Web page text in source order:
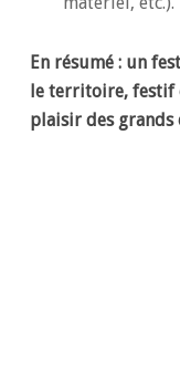
En résumé : un
le territoire, festif
plaisir des grands